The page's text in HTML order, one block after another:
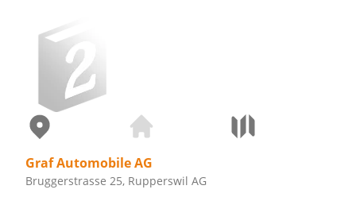
Graf Automobile AG
Bruggerstrasse 25, Rupperswil AG